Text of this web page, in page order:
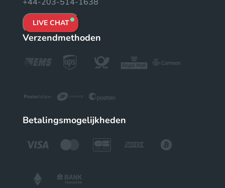
LIVE CHAT
Verzendmethoden
Betalingsmogelijkheden